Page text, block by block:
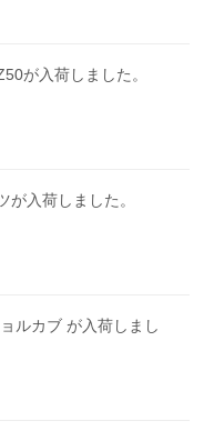
が入荷しました。
が入荷しました。
ルカブ が入荷しまし